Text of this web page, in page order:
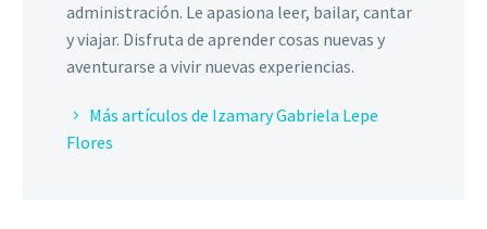
administración. Le apasiona leer, bailar, cantar
y viajar. Disfruta de aprender cosas nuevas y
aventurarse a vivir nuevas experiencias.
Más artículos de Izamary Gabriela Lepe
Flores